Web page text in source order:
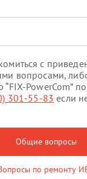
с
вопросами,
“FIX-PowerCom”
301-55-83 если
Общие вопросы
по ремонту